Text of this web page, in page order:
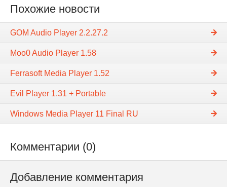
Похожие новости
GOM Audio Player 2.2.27.2
Moo0 Audio Player 1.58
Ferrasoft Media Player 1.52
Evil Player 1.31 + Portable
Windows Media Player 11 Final RU
Комментарии (0)
Добавление комментария